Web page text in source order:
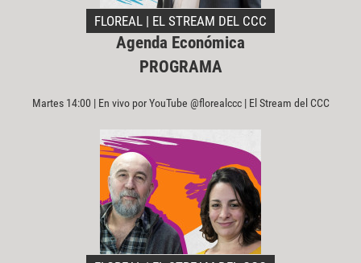
FLOREAL | EL STREAM DEL CCC
Agenda Económica
PROGRAMA
Martes 14:00 | En vivo por YouTube @florealccc | El Stream del CCC